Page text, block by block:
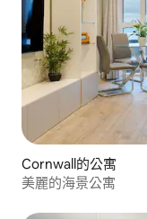
Cornwall的公寓
美麗的海景公寓